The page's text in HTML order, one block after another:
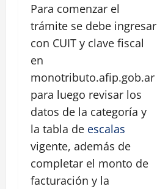
Para comenzar el
trámite se debe ingresar
con CUIT y clave fiscal
en
monotributo.afip.gob.ar
para luego revisar los
datos de la categoría y
la tabla de escalas
vigente, además de
completar el monto de
facturación y la